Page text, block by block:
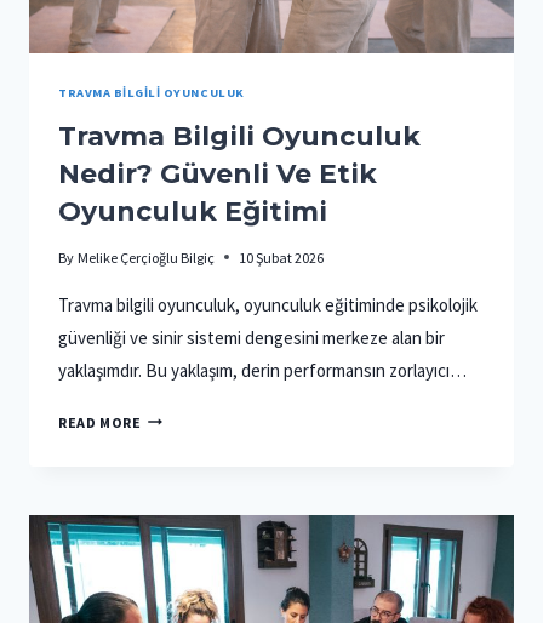
TRAVMA BILGILI OYUNCULUK
Travma Bilgili Oyunculuk
Nedir? Güvenli Ve Etik
Oyunculuk Eğitimi
By Melike Çerçioğlu Bilgiç 10 Şubat 2026
Travma bilgili oyunculuk, oyunculuk eğitiminde psikolojik
güvenliği ve sinir sistemi dengesini merkeze alan bir
yaklaşımdır. Bu yaklaşım, derin performansın zorlayıcı…
READ MORE TRAVMA
GÜVENLI
VE
ETIK
OYUNCULUK